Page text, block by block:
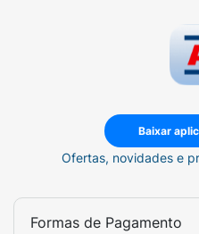
Baixar
Ofertas, novidades e
Formas de Pagamento